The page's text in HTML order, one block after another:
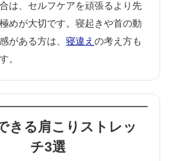
は、セルフケアを頑張るより先
めが大切です。寝起きや首の動
がある方は、 寝違え の考え方も
。
きる肩こりストレッ
チ3選